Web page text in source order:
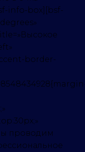
info-box][bsf-
border-
проводим